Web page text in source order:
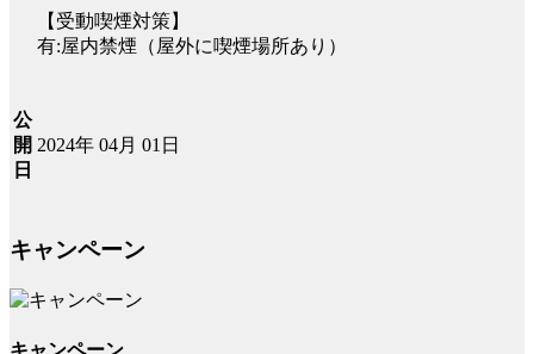
【受動喫煙対策】
有:屋内禁煙（屋外に喫煙場所あり）
公
開
日
2024年 04月 01日
キャンペーン